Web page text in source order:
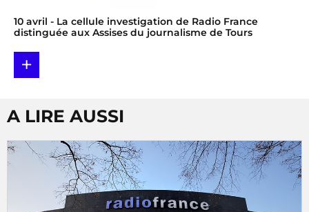
10 avril - La cellule investigation de Radio France
distinguée aux Assises du journalisme de Tours
+
A LIRE AUSSI